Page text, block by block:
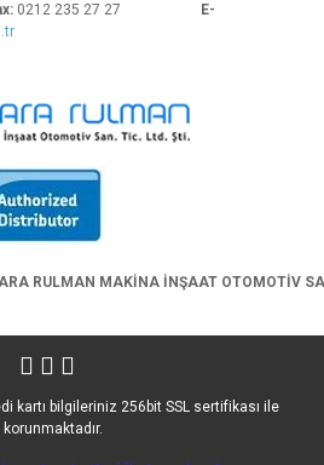
0212 235 27 27
E-
RULMAN MAKİNA İNŞAAT OTOMOTİV
kartı bilgileriniz 256bit SSL sertifikası ile
korunmaktadır.